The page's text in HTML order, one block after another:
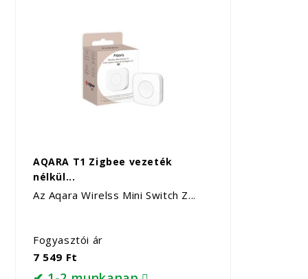
AQARA T1 Zigbee vezeték
nélkül...
Az Aqara Wirelss Mini Switch Z...
Fogyasztói ár
7 549 Ft